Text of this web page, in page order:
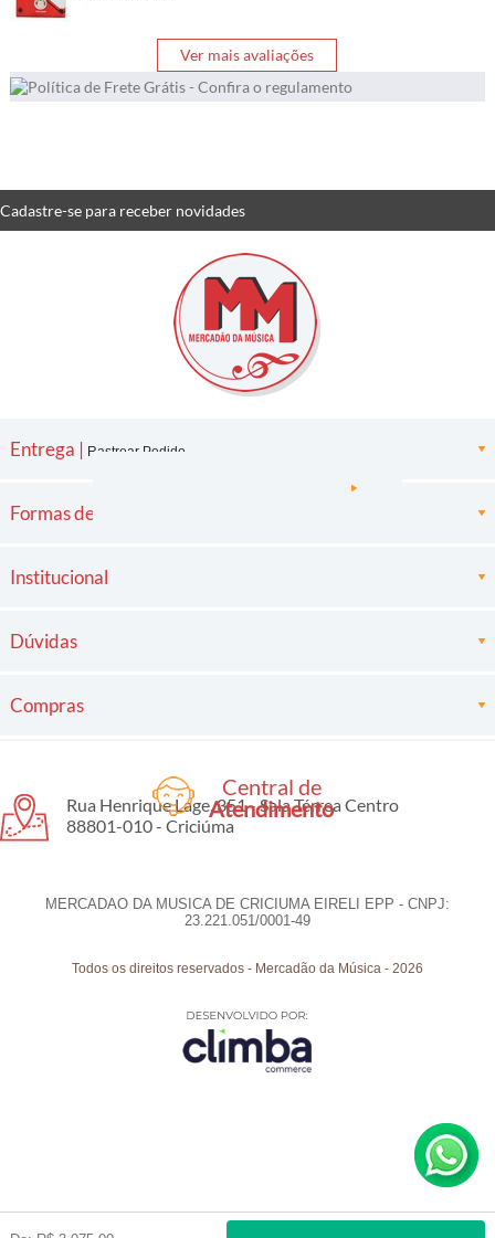
Ver mais avaliações
Cadastre-se para receber novidades
Entrega | Rastrear Pedido
Formas de pagamento
Institucional
Dúvidas
Compras
Central de
Atendimento
Rua Henrique Lage, 351 - Sala Térrea Centro
88801-010 - Criciúma
MERCADAO DA MUSICA DE CRICIUMA EIRELI EPP - CNPJ:
23.221.051/0001-49
Todos os direitos reservados -Mercadão da Música -2026